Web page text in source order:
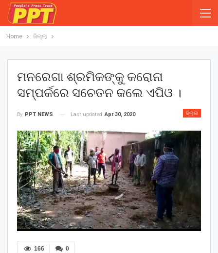
Home ଜିଲ୍ଲା
ମନରେଗା ଶ୍ରମିକଙ୍କୁ କରୋନା
ସମ୍ପର୍କରେ ସଚେତନ କଲେ ଏପିଓ ।
ଜିଲ୍ଲା
By PPT NEWS Last updated Apr 30, 2020
0
166